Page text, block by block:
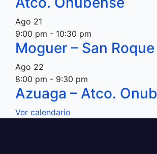
Ago 21
9:00 pm - 10:30 pm
Moguer – San Roque
Ago 22
8:00 pm - 9:30 pm
Azuaga – Atco.
Ver calendario